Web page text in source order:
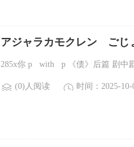
アジャラカモクレン ごじ
285x你 p with p 《债》后篇 剧中
(0)人阅读 时间：2025-10-